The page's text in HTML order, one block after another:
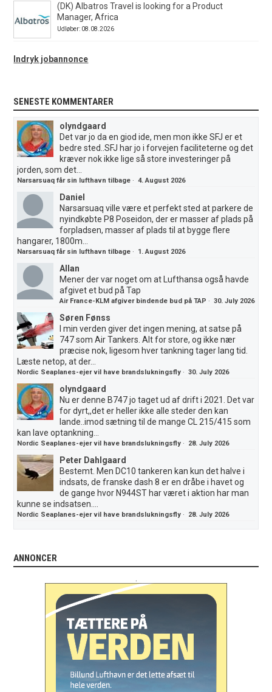
(DK) Albatros Travel is looking for a Product
Manager, Africa
Udløber: 08.08.2026
Indryk jobannonce
SENESTE KOMMENTARER
olyndgaard
Det var jo da en giod ide, men mon ikke SFJ er et
bedre sted..SFJ har jo i forvejen faciliteterne og det
kræver nok ikke lige så store investeringer på
jorden, som det...
Narsarsuaq får sin lufthavn tilbage ·4. August 2026
Daniel
Narsarsuaq ville være et perfekt sted at parkere de
nyindkøbte P8 Poseidon, der er masser af plads på
forpladsen, masser af plads til at bygge flere
hangarer, 1800m...
Narsarsuaq får sin lufthavn tilbage · 1. August 2026
Allan
Mener der var noget om at Lufthansa også havde
afgivet et bud på Tap
Air France-KLM afgiver bindende bud på TAP ·30. July 2026
Søren Fønss
I min verden giver det ingen mening, at satse på
747 som Air Tankers. Alt for store, og ikke nær
præcise nok, ligesom hver tankning tager lang tid.
Læste netop, at der...
Nordic Seaplanes-ejer vil have brandslukningsfly ·30. July 2026
olyndgaard
Nu er denne B747 jo taget ud af drift i 2021. Det var
for dyrt,,det er heller ikke alle steder den kan
lande..imod sætning til de mange CL 215/415 som
kan lave optankning...
Nordic Seaplanes-ejer vil have brandslukningsfly · 28. July 2026
Peter Dahlgaard
Bestemt. Men DC10 tankeren kan kun det halve i
indsats, de franske dash 8 er en dråbe i havet og
de gange hvor N944ST har været i aktion har man
kunne se indsatsen....
Nordic Seaplanes-ejer vil have brandslukningsfly · 28. July 2026
ANNONCER